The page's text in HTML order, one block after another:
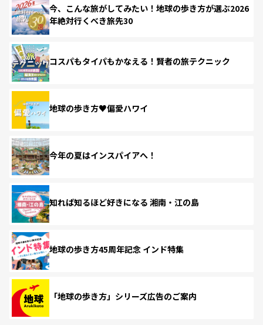
今、こんな旅がしてみたい！地球の歩き方が選ぶ2026
年絶対行くべき旅先30
コスパもタイパもかなえる！賢者の旅テクニック
地球の歩き方♥偏愛ハワイ
今年の夏はインスパイアへ！
知れば知るほど好きになる 湘南・江の島
地球の歩き方45周年記念 インド特集
「地球の歩き方」シリーズ広告のご案内